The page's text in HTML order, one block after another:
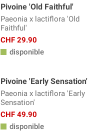
Pivoine 'Old Faithful'
Paeonia x lactiflora 'Old
Faithful'
CHF 29.90
disponible
Pivoine 'Early Sensation'
Paeonia x lactiflora 'Early
Sensation'
CHF 49.90
disponible